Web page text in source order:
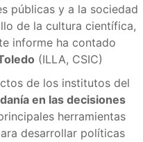
públicas y a la sociedad
de la cultura científica,
informe ha contado
(ILLA, CSIC)
de los institutos del
en las decisiones
herramientas
desarrollar políticas